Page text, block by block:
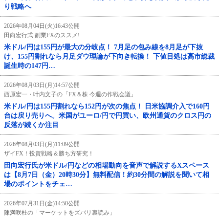
り戦略へ
2026年08月04日(火)16:43公開
田向宏行式 副業FXのススメ!
米ドル/円は155円が最大の分岐点！ 7月足の包み線を8月足が下抜
け、155円割れなら月足ダウ理論が下向き転換！ 下値目処は高市総裁
誕生時の147円…
2026年08月03日(月)14:57公開
西原宏一・叶内文子の「FX＆株 今週の作戦会議」
米ドル/円は155円割れなら152円が次の焦点！ 日米協調介入で160円
台は戻り売りへ。米国がユーロ/円で円買い、欧州通貨のクロス円の
反落が続くか注目
2026年08月03日(月)11:09公開
ザイFX！投資戦略＆勝ち方研究！
田向宏行氏が米ドル/円などの相場動向を音声で解説するXスペース
は【8月7日（金）20時30分】無料配信！約30分間の解説を聞いて相
場のポイントをチェ…
2026年07月31日(金)14:50公開
陳満咲杜の「マーケットをズバリ裏読み」